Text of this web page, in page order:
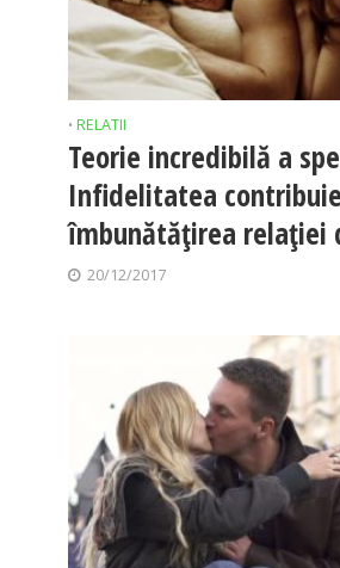
• RELATII
Teorie incredibilă a
Infidelitatea
îmbunătăţirea relaţiei
20/12/2017